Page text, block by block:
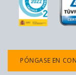
PÓNGASE EN